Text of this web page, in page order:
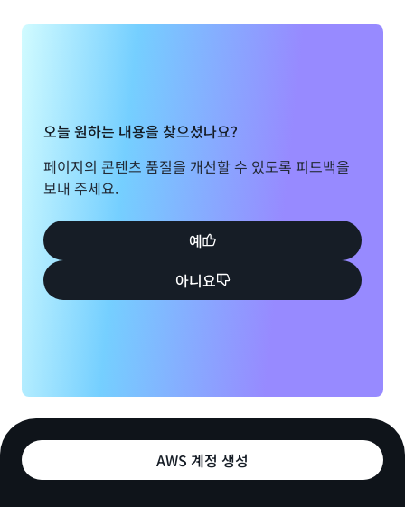
오늘 원하는 내용을 찾으셨나요?
페이지의 콘텐츠 품질을 개선할 수 있도록 피드백을
보내 주세요.
예
아니요
AWS 계정 생성